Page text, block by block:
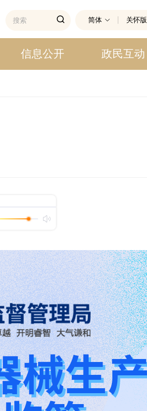
简体 关怀版
信息公开 政民互动